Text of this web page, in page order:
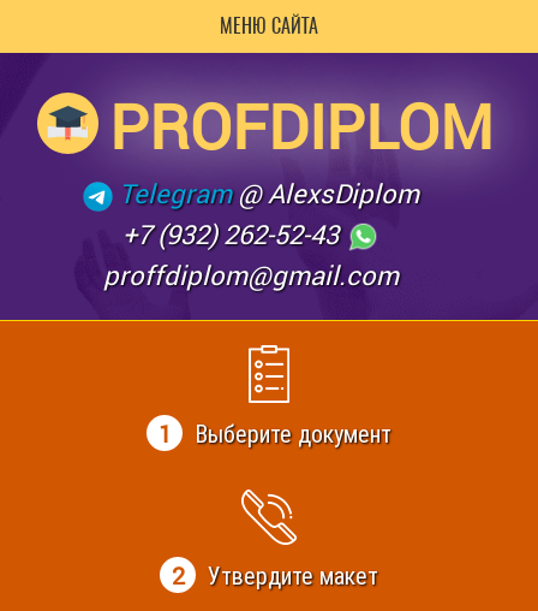
МЕНЮ САЙТА
PROFDIPLOM
Telegram @ AlexsDiplom
+7 (932) 262-52-43
proffdiplom@gmail.com
1 Выберите документ
2 Утвердите макет